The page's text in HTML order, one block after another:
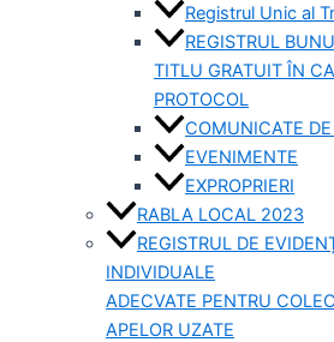
Registrul Unic al
REGISTRUL
TITLU GRATUIT ÎN
PROTOCOL
COMUNICATE DE
EVENIMENTE
EXPROPRIERI
RABLA LOCAL 2023
REGISTRUL DE
INDIVIDUALE
ADECVATE PENTRU
APELOR UZATE